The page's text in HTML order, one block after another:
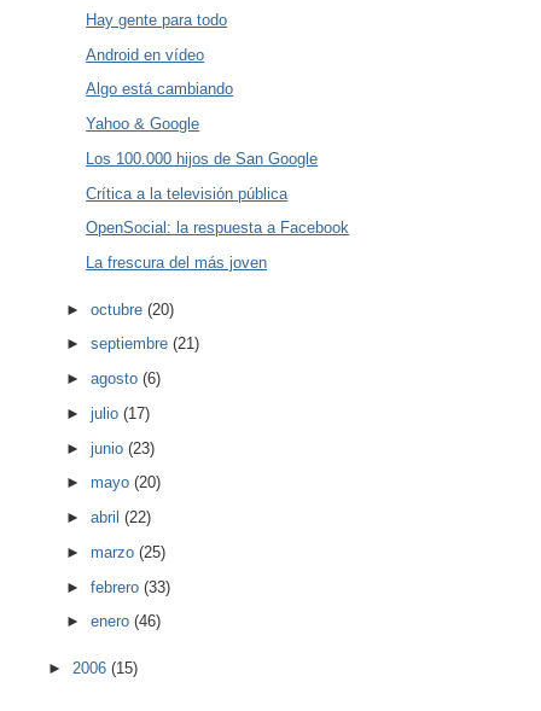
Hay gente para todo
Android en vídeo
Algo está cambiando
Yahoo & Google
Los 100.000 hijos de San Google
Crítica a la televisión pública
OpenSocial: la respuesta a Facebook
La frescura del más joven
►octubre(20)
►septiembre(21)
►agosto(6)
►julio(17)
►junio(23)
►mayo(20)
►abril(22)
►marzo(25)
►febrero(33)
►enero(46)
► 2006 (15)